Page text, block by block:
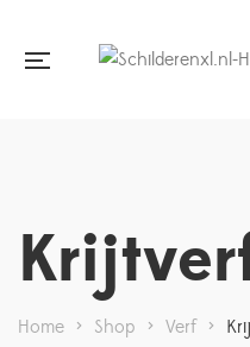
Home > Shop > Verf >